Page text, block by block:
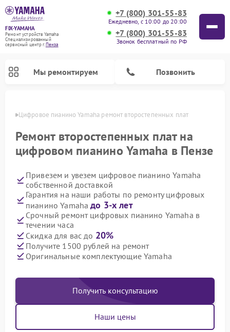
FIX-YAMAHA
Ремонт устройств Yamaha
Специализированный
cервисный центр г.Пенза
+7 (800) 301-55-83
Ежедневно, с 10:00 до 20:00
+7 (800) 301-55-83
Звонок бесплатный по РФ
Мы ремонтируем Позвонить
Цифровое пианино Yamaha ремонт второстепенных плат
Ремонт второстепенных плат на
цифровом пианино Yamaha в Пензе
Привезем и увезем цифровое пианино Yamaha
собственной доставкой
Гарантия на наши работы по ремонту цифровых
пианино Yamahaдо 3-х лет
Срочный ремонт цифровых пианино Yamaha в
течении часа
Скидка для вас до 20%
Получите 1500 рублей на ремонт
Оригинальные комплектующие Yamaha
Получить консультацию
Наши цены